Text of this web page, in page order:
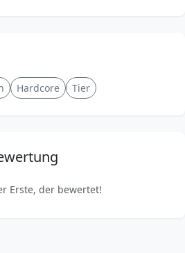
Hardcore Tier
Erste, der bewertet!